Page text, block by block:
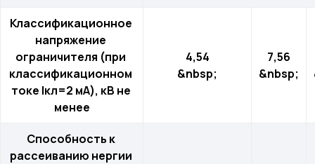
Классификационное
напряжение
ограничителя (при
классификационном
токе Iкл=2 мА), кВ не
менее
4,54
&nbsp;
7,56
&nbsp;
Способность к
рассеиванию нергии
Компоненты и комплектующие
Решения для электроэнергетики
Сайт разработан и поддерживается студией
Marussia